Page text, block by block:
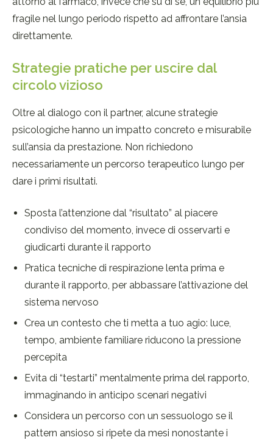
fragile nel lungo periodo rispetto ad affrontare l’ansia
direttamente.
Strategie pratiche per uscire dal
circolo vizioso
Oltre al dialogo con il partner, alcune strategie
psicologiche hanno un impatto concreto e misurabile
sull’ansia da prestazione. Non richiedono
necessariamente un percorso terapeutico lungo per
dare i primi risultati.
Sposta l’attenzione dal “risultato” al piacere
condiviso del momento, invece di osservarti e
giudicarti durante il rapporto
Pratica tecniche di respirazione lenta prima e
durante il rapporto, per abbassare l’attivazione del
sistema nervoso
Crea un contesto che ti metta a tuo agio: luce,
tempo, ambiente familiare riducono la pressione
percepita
Evita di “testarti” mentalmente prima del rapporto,
immaginando in anticipo scenari negativi
Considera un percorso con un sessuologo se il
pattern ansioso si ripete da mesi nonostante i